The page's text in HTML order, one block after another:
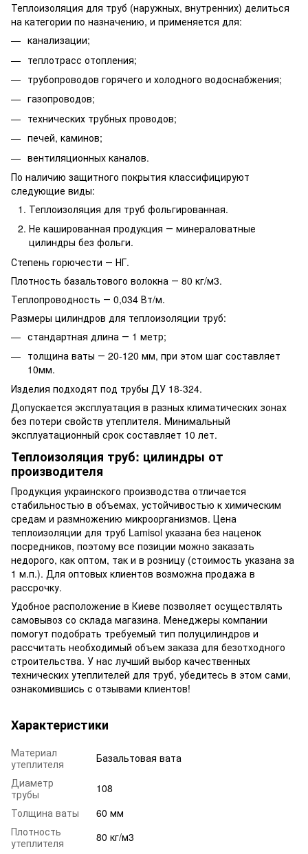
Теплоизоляция для труб (наружных, внутренних) делиться
на категории по назначению, и применяется для:
канализации;
теплотрасс отопления;
трубопроводов горячего и холодного водоснабжения;
газопроводов;
технических трубных проводов;
печей, каминов;
вентиляционных каналов.
По наличию защитного покрытия классифицируют
следующие виды:
Теплоизоляция для труб фольгированная.
Не кашированная продукция ― минераловатные
цилиндры без фольги.
Степень горючести ― НГ.
Плотность базальтового волокна ― 80 кг/м3.
Теплопроводность ― 0,034 Вт/м.
Размеры цилиндров для теплоизоляции труб:
стандартная длина ― 1 метр;
толщина ваты ― 20-120 мм, при этом шаг составляет
10мм.
Изделия подходят под трубы ДУ 18-324.
Допускается эксплуатация в разных климатических зонах
без потери свойств утеплителя. Минимальный
эксплуатационный срок составляет 10 лет.
Теплоизоляция труб: цилиндры от
производителя
Продукция украинского производства отличается
стабильностью в объемах, устойчивостью к химическим
средам и размножению микроорганизмов. Цена
теплоизоляции для труб Lamisol указана без наценок
посредников, поэтому все позиции можно заказать
недорого, как оптом, так и в розницу (стоимость указана за
1 м.п.). Для оптовых клиентов возможна продажа в
рассрочку.
Удобное расположение в Киеве позволяет осуществлять
самовывоз со склада магазина. Менеджеры компании
помогут подобрать требуемый тип полуцилиндров и
рассчитать необходимый объем заказа для безотходного
строительства. У нас лучший выбор качественных
технических утеплителей для труб, убедитесь в этом сами,
ознакомившись с отзывами клиентов!
Характеристики
Материал
утеплителя
Базальтовая вата
Диаметр
трубы
108
Толщина ваты
60 мм
Плотность
утеплителя
80 кг/м3